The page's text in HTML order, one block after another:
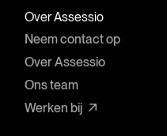
Over Assessio
Neem contact op
Over Assessio
Ons team
Werken bij